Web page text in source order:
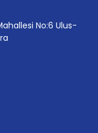
No:6 Ulus-